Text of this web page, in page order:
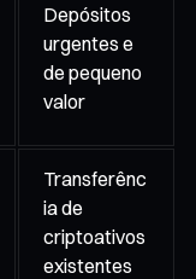
Depósitos
urgentes e
de pequeno
valor
Transferênc
ia de
criptoativos
existentes